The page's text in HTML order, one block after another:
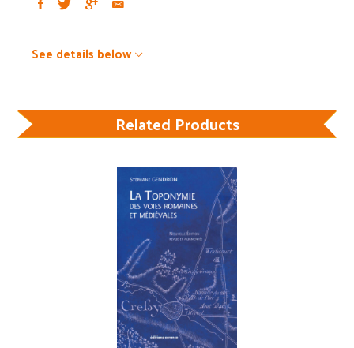
See details below
Related Products